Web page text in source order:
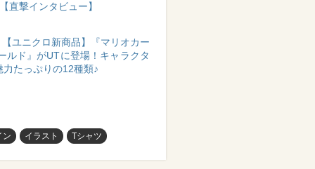
直撃インタビュー】
【ユニクロ新商品】『マリオカー
ルド』がUTに登場！キャラクタ
力たっぷりの12種類♪
ン イラスト Tシャツ